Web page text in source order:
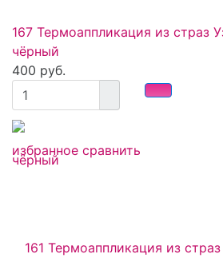
избранное сравнить
167 Термоаппликация из страз
чёрный
400 руб.